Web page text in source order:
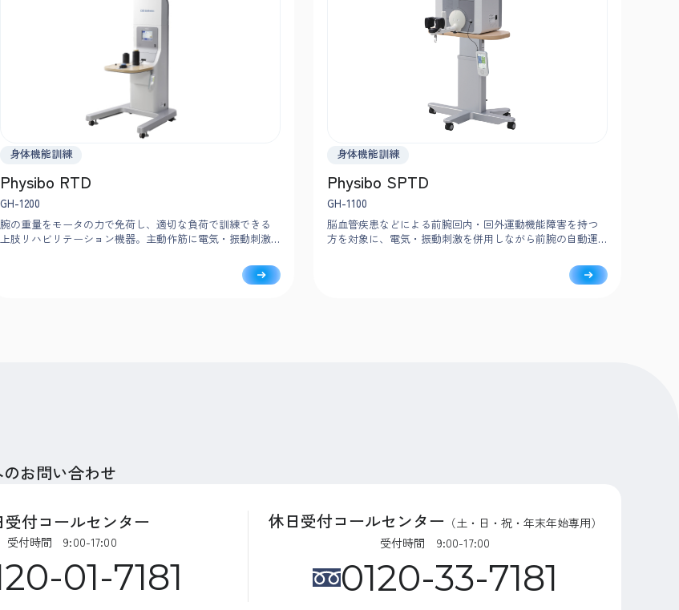
身体機能訓練
Physibo RTD
GH-1200
腕の重量をモータの力で免荷し、適切な負荷で訓練できる
上肢リハビリテーション機器。主動作筋に電気・振動刺激
身体機能訓練
Physibo SPTD
GH-1100
脳血管疾患などによる前腕回内・回外運動機能障害を持つ
方を対象に、電気・振動刺激を併用しながら前腕の自動運
お問い合わせ
受付コールセンター
受付時間 9:00-17:00
01-7181
休日受付コールセンター （土・日・祝・年末年始専用）
受付時間 9:00-17:00
0120-33-7181